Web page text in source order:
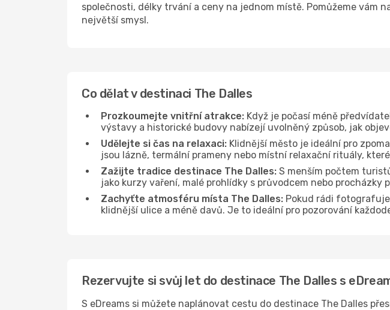
společnosti, délky trvání a ceny na jednom místě. Pomůžeme vám
největší smysl.
Co dělat v destinaci The Dalles
Prozkoumejte vnitřní atrakce: Když je počasí méně
výstavy a historické budovy nabízejí uvolněný způsob, jak
Udělejte si čas na relaxaci: Klidnější město je ideální pro
jsou lázně, termální prameny nebo místní relaxační rituály,
Zažijte tradice destinace The Dalles: S menším počtem
jako kurzy vaření, malé prohlídky s průvodcem nebo
Zachyťte atmosféru místa The Dalles: Pokud rádi
klidnější ulice a méně davů. Je to ideální pro pozorování
Rezervujte si svůj let do destinace The Dalles s
S eDreams si můžete naplánovat cestu do destinace The Dalles